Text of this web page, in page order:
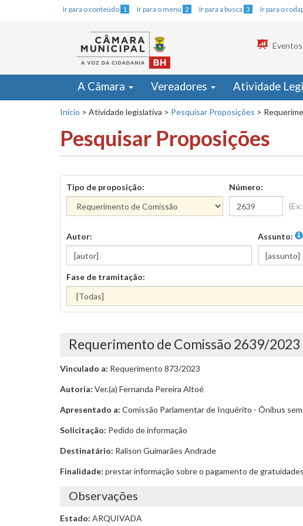
Ir para o conteúdo 1 Ir para o menu 2 Ir para a busca 3 Ir para o
Eventos
A Câmara Vereadores Atividade
Início > Atividade legislativa > Pesquisar Proposições >
Pesquisar Proposições
Tipo de proposição:
Número:
Autor:
Assunto:
Fase de tramitação:
Requerimento de Comissão 2639/2023
Vinculado a: Requerimento 873/2023
Autoria: Ver.(a) Fernanda Pereira Altoé
Apresentado a: Comissão Parlamentar de Inquérito - Ônibus
Solicitação: Pedido de informação
Destinatário: Ralison Guimarães Andrade
Finalidade: prestar informação sobre o pagamento de
Observações
Estado: ARQUIVADA